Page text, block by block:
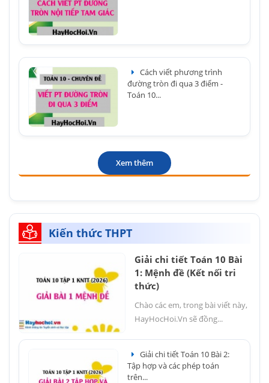
Cách viết phương trình
đường tròn đi qua 3 điểm -
Toán 10...
Xem thêm
Kiến thức THPT
Giải chi tiết Toán 10 Bài
1: Mệnh đề (Kết nối tri
thức)
Chào các em, trong bài viết này,
HayHocHoi.Vn sẽ đồng...
Giải chi tiết Toán 10 Bài 2:
Tập hợp và các phép toán
trên...